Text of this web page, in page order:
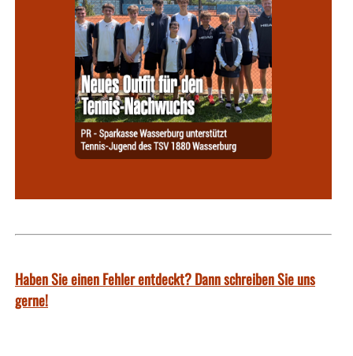
Haben Sie einen Fehler entdeckt? Dann schreiben Sie uns
gerne!